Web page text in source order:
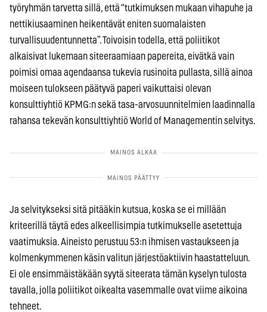
työryhmän tarvetta sillä, että “tutkimuksen mukaan vihapuhe ja
nettikiusaaminen heikentävät eniten suomalaisten
turvallisuudentunnetta”. Toivoisin todella, että poliitikot
alkaisivat lukemaan siteeraamiaan papereita, eivätkä vain
poimisi omaa agendaansa tukevia rusinoita pullasta, sillä ainoa
moiseen tulokseen päätyvä paperi vaikuttaisi olevan
konsulttiyhtiö KPMG:n sekä tasa-arvosuunnitelmien laadinnalla
rahansa tekevän konsulttiyhtiö World of Managementin selvitys.
Ja selvitykseksi sitä pitääkin kutsua, koska se ei millään
kriteerillä täytä edes alkeellisimpia tutkimukselle asetettuja
vaatimuksia. Aineisto perustuu 53:n ihmisen vastaukseen ja
kolmenkymmenen käsin valitun järjestöaktiivin haastatteluun.
Ei ole ensimmäistäkään syytä siteerata tämän kyselyn tulosta
tavalla, jolla poliitikot oikealta vasemmalle ovat viime aikoina
tehneet.